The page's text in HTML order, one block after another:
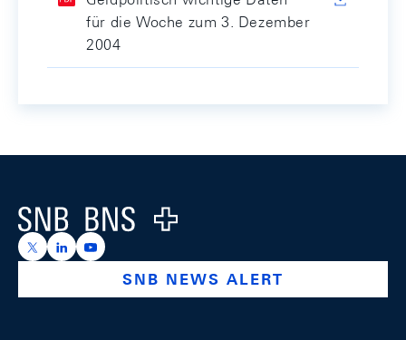
für die Woche zum 3. Dezember
2004
Logo
https://x.com/snb_bns
https://ch.linkedin.com/company/swiss-national-
https://www.youtube.com/@swissnationalbank
SNB NEWS ALERT